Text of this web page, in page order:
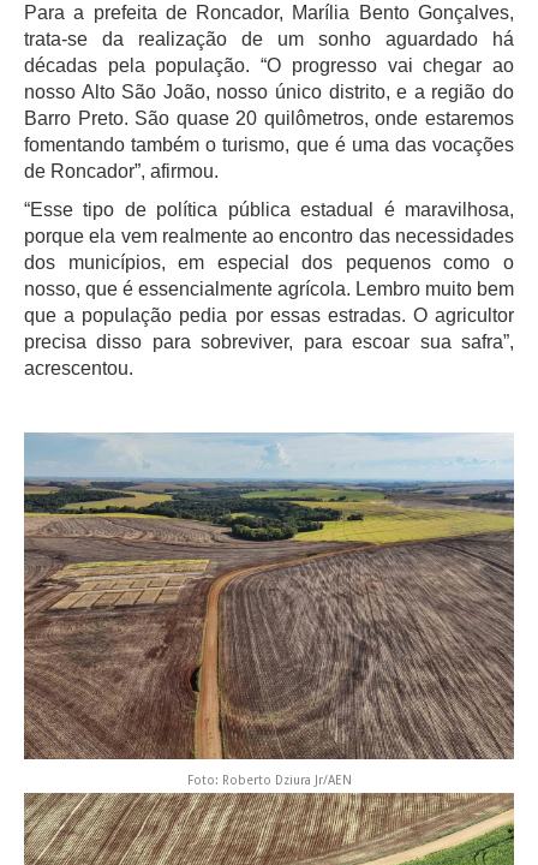
Para a prefeita de Roncador, Marília Bento Gonçalves,
trata-se da realização de um sonho aguardado há
décadas pela população. “O progresso vai chegar ao
nosso Alto São João, nosso único distrito, e a região do
Barro Preto. São quase 20 quilômetros, onde estaremos
fomentando também o turismo, que é uma das vocações
de Roncador”, afirmou.
“Esse tipo de política pública estadual é maravilhosa,
porque ela vem realmente ao encontro das necessidades
dos municípios, em especial dos pequenos como o
nosso, que é essencialmente agrícola. Lembro muito bem
que a população pedia por essas estradas. O agricultor
precisa disso para sobreviver, para escoar sua safra”,
acrescentou.
Foto: Roberto Dziura Jr/AEN